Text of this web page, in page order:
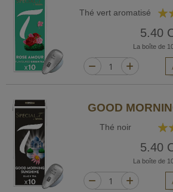
Thé vert aromatisé
77%
5.40
La boîte de
GOOD
Thé noir
86%
5.40
La boîte de